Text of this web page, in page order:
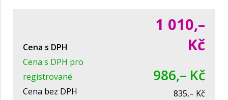
Cena s DPH
1 010,–
Kč
Cena s DPH pro
registrované
986,– Kč
Cena bez DPH 835,– Kč